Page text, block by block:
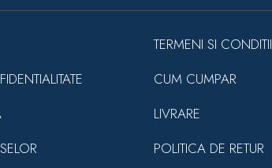
TERMENI SI CONDITII
CUM CUMPAR
LIVRARE
POLITICA DE RETUR